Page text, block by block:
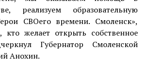
реализуем образовательную
СВОего времени. Смоленск»,
кто желает открыть собственное
Губернатор Смоленской
Анохин.